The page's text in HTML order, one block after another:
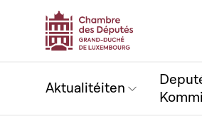
Aktualitéiten